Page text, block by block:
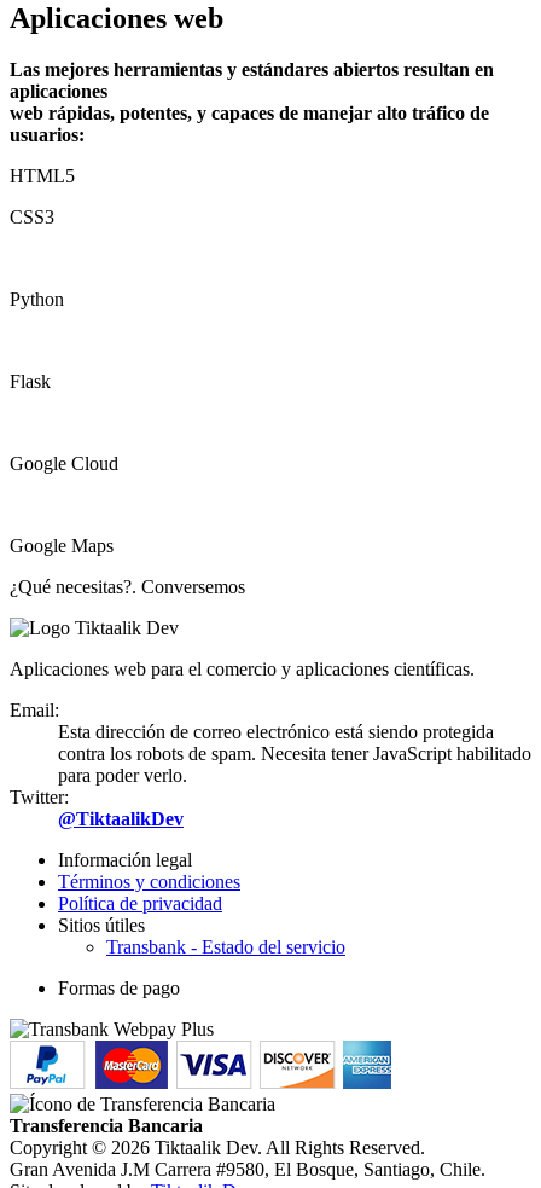
Aplicaciones web
Las mejores herramientas y estándares abiertos resultan en
aplicaciones
web rápidas, potentes, y capaces de manejar alto tráfico de
usuarios:
HTML5
CSS3
Python
Flask
Google Cloud
Google Maps
¿Qué necesitas?. Conversemos
Aplicaciones web para el comercio y aplicaciones científicas.
Email:
Esta dirección de correo electrónico está siendo protegida
contra los robots de spam. Necesita tener JavaScript habilitado
para poder verlo.
Twitter:
@TiktaalikDev
Información legal
Términos y condiciones
Política de privacidad
Sitios útiles
Transbank - Estado del servicio
Formas de pago
Transferencia Bancaria
Copyright © 2026 Tiktaalik Dev. All Rights Reserved.
Gran Avenida J.M Carrera #9580, El Bosque, Santiago, Chile.